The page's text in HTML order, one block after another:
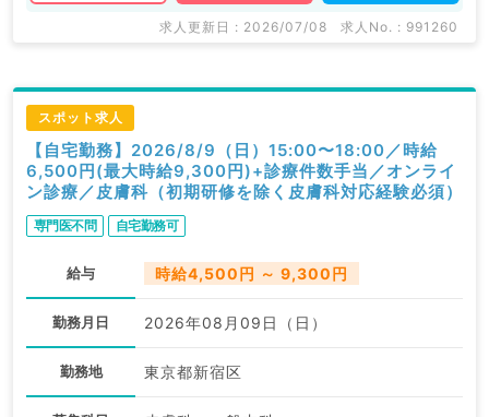
求人更新日 : 2026/07/08 求人No. : 991260
スポット求人
【自宅勤務】2026/8/9（日）15:00〜18:00／時給
6,500円(最大時給9,300円)+診療件数手当／オンライ
ン診療／皮膚科（初期研修を除く皮膚科対応経験必須）
専門医不問 自宅勤務可
給与 時給4,500円 ～ 9,300円
勤務月日 2026年08月09日（日）
勤務地 東京都新宿区